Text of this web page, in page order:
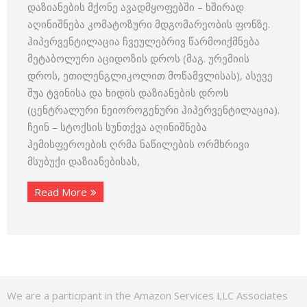
დაზიანების მქონე ავადმყოფებში – ხშირად
აღინიშნება კომატოზური მდგომარეობის ფონზე.
ჰიპერვენტილაცია ჩვეულებრივ წარმოიქმნება
მეტაბოლური აციდოზის დროს (მაგ. ურემიის
დროს, ეთილენგლიკოლით მოწამვლისას), ასევე
შუა ტვინისა და ხიდის დაზიანების დროს
(ცენტრალური ნეიოროგენური ჰიპერვენტილაცია).
ჩეინ – სტოქსის სუნთქვა აღინიშნება
ჰემისფეროების ღრმა ნაწილების ორმხრივი
მსუბუქი დაზიანებისას,
Read More
We are a participant in the Amazon Services LLC Associates